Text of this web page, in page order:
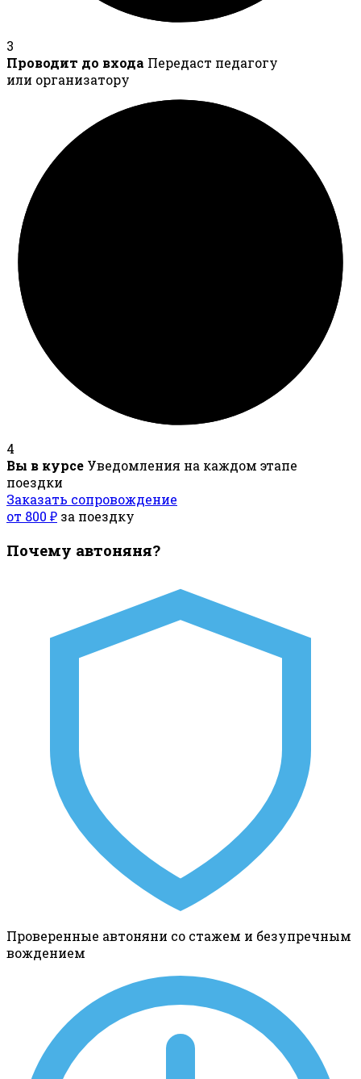
3
Проводит до входа Передаст педагогу
или организатору
4
Вы в курсе Уведомления на каждом этапе
поездки
Заказать сопровождение
от 800 ₽ за поездку
Почему автоняня?
Проверенные автоняни со стажем и безупречным
вождением